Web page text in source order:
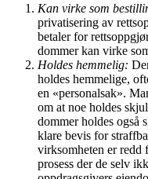
Kan virke som
privatisering av
betaler for
dommer kan virke
Holdes hemmelig:
holdes hemmelige,
en «personalsak».
om at noe holdes
dommer holdes også
klare bevis for
virksomheten er redd
prosess der de selv